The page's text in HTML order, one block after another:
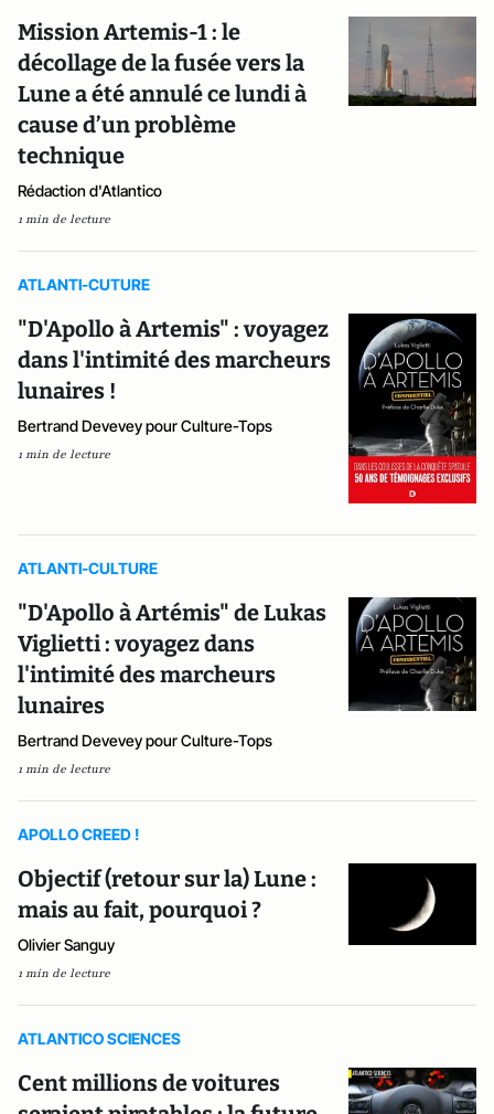
Mission Artemis-1 : le
décollage de la fusée vers la
Lune a été annulé ce lundi à
cause d’un problème
technique
Rédaction d'Atlantico
1 min de lecture
ATLANTI-CUTURE
"D'Apollo à Artemis" : voyagez
dans l'intimité des marcheurs
lunaires !
Bertrand Devevey pour Culture-Tops
1 min de lecture
ATLANTI-CULTURE
"D'Apollo à Artémis" de Lukas
Viglietti : voyagez dans
l'intimité des marcheurs
lunaires
Bertrand Devevey pour Culture-Tops
1 min de lecture
APOLLO CREED !
Objectif (retour sur la) Lune :
mais au fait, pourquoi ?
Olivier Sanguy
1 min de lecture
ATLANTICO SCIENCES
Cent millions de voitures